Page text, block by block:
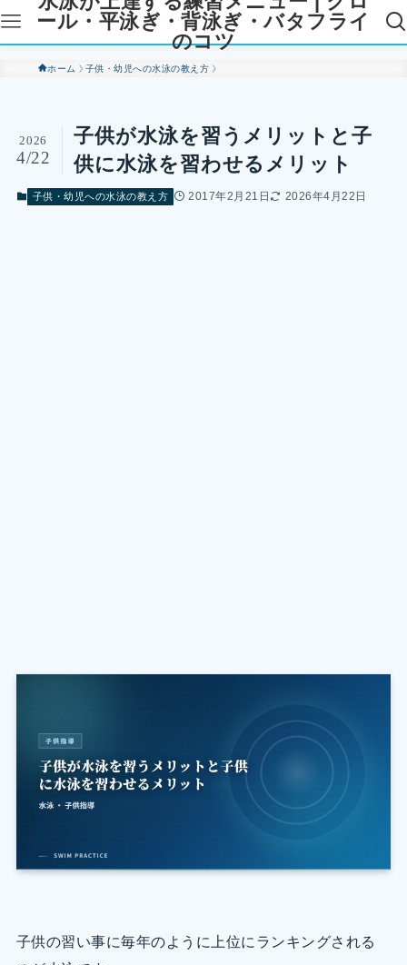
ール・平泳ぎ・背泳ぎ・バタフライ
のコツ
ホーム 子供・幼児への水泳の教え方
子供が水泳を習うメリットと子
供に水泳を習わせるメリット
2026
4/22
子供・幼児への水泳の教え方 2017年2月21日 2026年4月22日
子供の習い事に毎年のように上位にランキングされる